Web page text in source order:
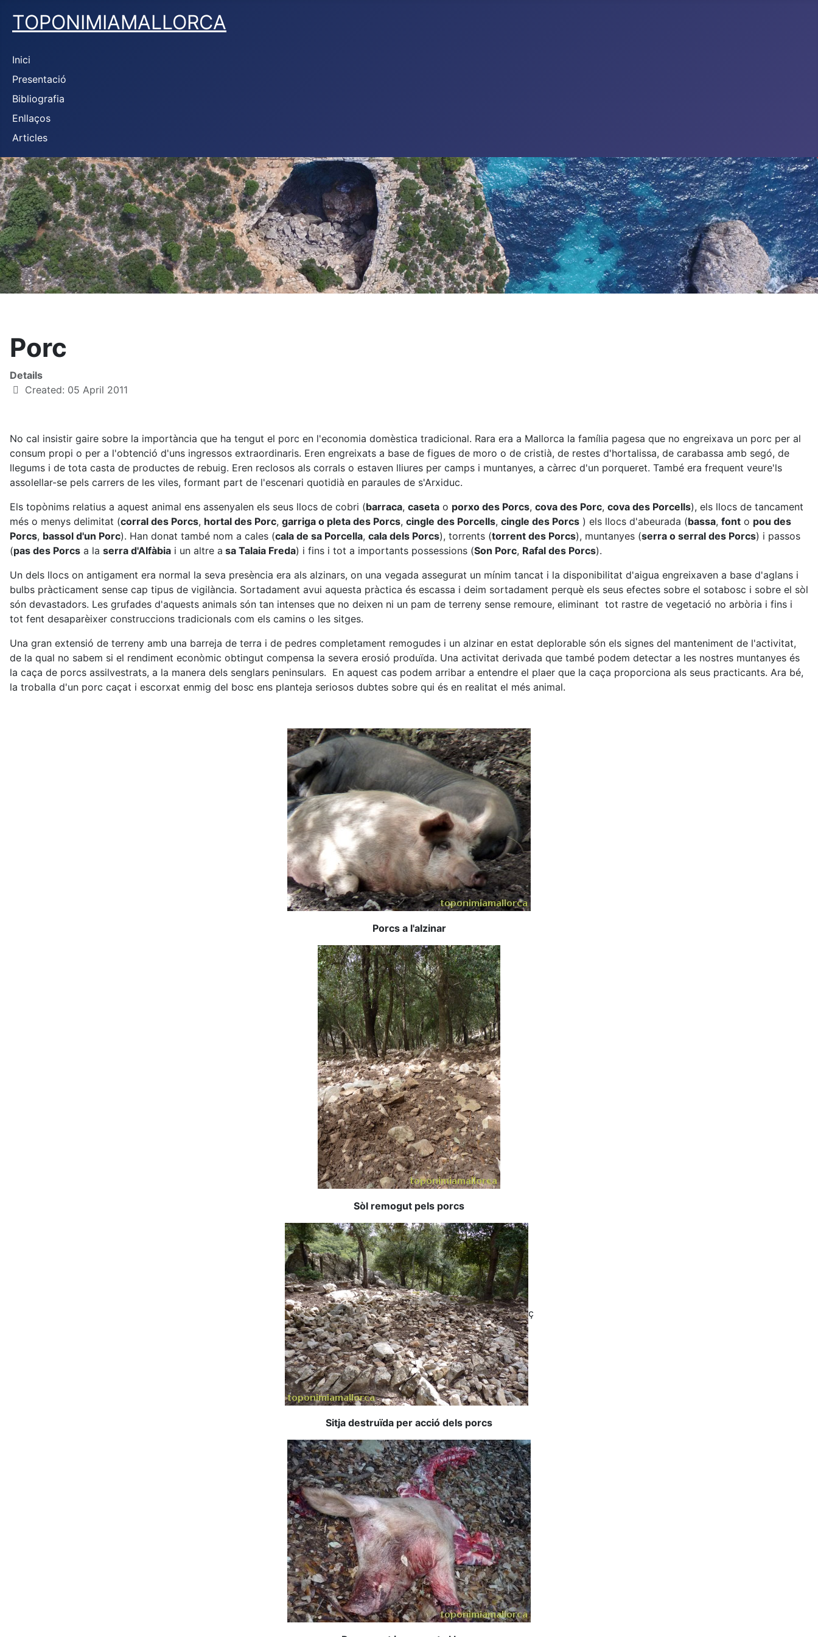
TOPONIMIAMALLORCA
Inici
Presentació
Bibliografia
Enllaços
Articles
Porc
Details
Created: 05 April 2011
No cal insistir gaire sobre la importància que ha tengut el porc en l'economia domèstica tradicional. Rara era a Mallorca la família pagesa que no engreixava un porc per al
consum propi o per a l'obtenció d'uns ingressos extraordinaris. Eren engreixats a base de figues de moro o de cristià, de restes d'hortalissa, de carabassa amb segó, de
llegums i de tota casta de productes de rebuig. Eren reclosos als corrals o estaven lliures per camps i muntanyes, a càrrec d'un porqueret. També era frequent veure'ls
assolellar-se pels carrers de les viles, formant part de l'escenari quotidià en paraules de s'Arxiduc.
Els topònims relatius a aquest animal ens assenyalen els seus llocs de cobri (barraca, caseta o porxo des Porcs, cova des Porc, cova des Porcells), els llocs de tancament
més o menys delimitat (corral des Porcs, hortal des Porc, garriga o pleta des Porcs, cingle des Porcells, cingle des Porcs ) els llocs d'abeurada (bassa, font o pou des
Porcs, bassol d'un Porc). Han donat també nom a cales (cala de sa Porcella, cala dels Porcs), torrents (torrent des Porcs), muntanyes (serra o serral des Porcs) i passos
(pas des Porcs a la serra d'Alfàbia i un altre a sa Talaia Freda) i fins i tot a importants possessions (Son Porc, Rafal des Porcs).
Un dels llocs on antigament era normal la seva presència era als alzinars, on una vegada assegurat un mínim tancat i la disponibilitat d'aigua engreixaven a base d'aglans i
bulbs pràcticament sense cap tipus de vigilància. Sortadament avui aquesta pràctica és escassa i deim sortadament perquè els seus efectes sobre el sotabosc i sobre el sòl
són devastadors. Les grufades d'aquests animals són tan intenses que no deixen ni un pam de terreny sense remoure, eliminant tot rastre de vegetació no arbòria i fins i
tot fent desaparèixer construccions tradicionals com els camins o les sitges.
Una gran extensió de terreny amb una barreja de terra i de pedres completament remogudes i un alzinar en estat deplorable són els signes del manteniment de l'activitat,
de la qual no sabem si el rendiment econòmic obtingut compensa la severa erosió produïda. Una activitat derivada que també podem detectar a les nostres muntanyes és
la caça de porcs assilvestrats, a la manera dels senglars peninsulars. En aquest cas podem arribar a entendre el plaer que la caça proporciona als seus practicants. Ara bé,
la troballa d'un porc caçat i escorxat enmig del bosc ens planteja seriosos dubtes sobre qui és en realitat el més animal.
Porcs a l'alzinar
Sòl remogut pels porcs
ç
Sitja destruïda per acció dels porcs